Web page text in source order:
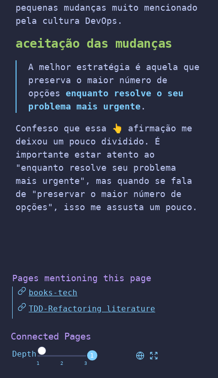
pequenas mudanças muito mencionado
pela cultura DevOps.
aceitação das mudanças
A melhor estratégia é aquela que
preserva o maior número de
opções enquanto resolve o seu
problema mais urgente .
Confesso que essa 👆 afirmação me
deixou um pouco dividido. É
importante estar atento ao
"enquanto resolve seu problema
mais urgente", mas quando se fala
de "preservar o maior número de
opções", isso me assusta um pouco.
Connected Pages
Depth 1
Pages mentioning this page
books-tech
TDD-Refactoring literature